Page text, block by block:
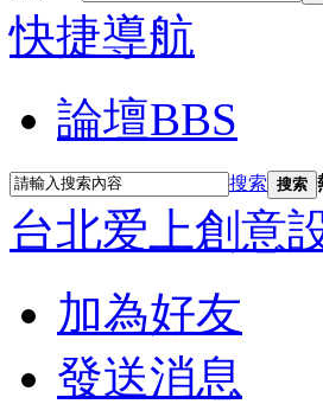
快捷導航
論壇BBS
搜索 搜索
台北爱上創意
加為好友
發送消息